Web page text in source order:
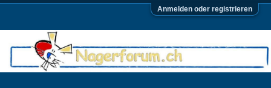
Anmelden oder registrieren